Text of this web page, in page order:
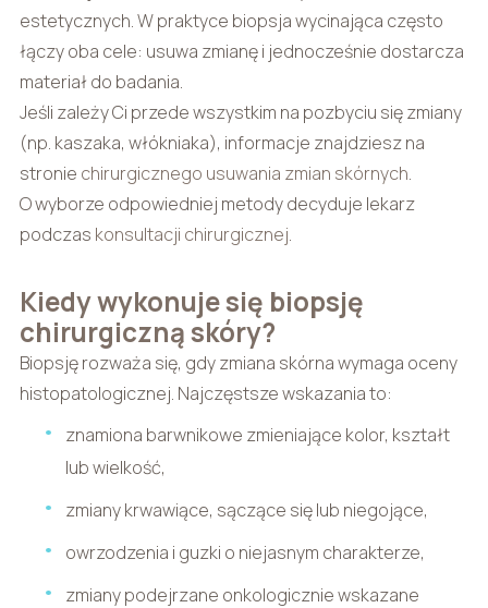
estetycznych. W praktyce biopsja wycinająca często
łączy oba cele: usuwa zmianę i jednocześnie dostarcza
materiał do badania.
Jeśli zależy Ci przede wszystkim na pozbyciu się zmiany
(np. kaszaka, włókniaka), informacje znajdziesz na
stronie chirurgicznego usuwania zmian skórnych.
O wyborze odpowiedniej metody decyduje lekarz
podczas konsultacji chirurgicznej.
Kiedy wykonuje się biopsję
chirurgiczną skóry?
Biopsję rozważa się, gdy zmiana skórna wymaga oceny
histopatologicznej. Najczęstsze wskazania to:
znamiona barwnikowe zmieniające kolor, kształt
lub wielkość,
zmiany krwawiące, sączące się lub niegojące,
owrzodzenia i guzki o niejasnym charakterze,
zmiany podejrzane onkologicznie wskazane